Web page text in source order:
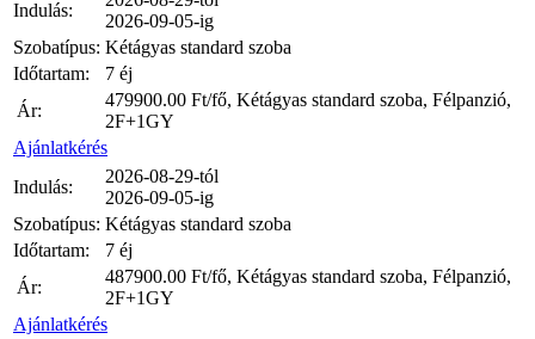
Indulás:
2026-09-05-ig
Szobatípus: Kétágyas standard szoba
Időtartam:
7 éj
Ár:
479900.00 Ft/fő, Kétágyas standard szoba, Félpanzió,
2F+1GY
Ajánlatkérés
Indulás:
2026-08-29-tól
2026-09-05-ig
Szobatípus: Kétágyas standard szoba
Időtartam:
7 éj
Ár:
487900.00 Ft/fő, Kétágyas standard szoba, Félpanzió,
2F+1GY
Ajánlatkérés